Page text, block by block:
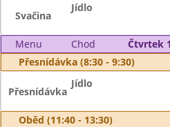
Svačina
Jídlo
Menu Chod
Čtvrtek
Přesnídávka (8:30 - 9:30)
Přesnídávka
Jídlo
Oběd (11:40 - 13:30)